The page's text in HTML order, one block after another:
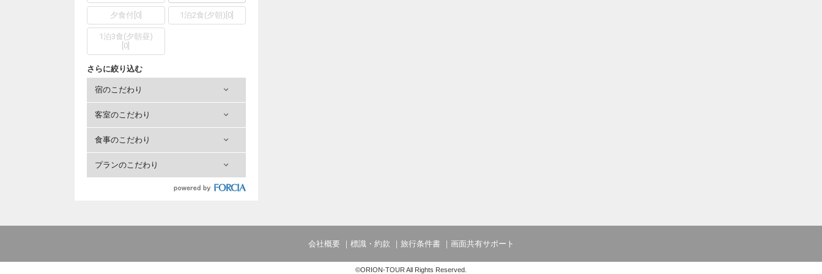
夕食付 0] 1泊2食(夕朝) 0
1泊3食(夕朝昼)
0
さらに絞り込む
宿のこだわり
客室のこだわり
食事のこだわり
プランのこだわり
会社概要 標識・約款 旅行条件書 画面共有サポート
©ORION-TOUR All Rights Reserved.